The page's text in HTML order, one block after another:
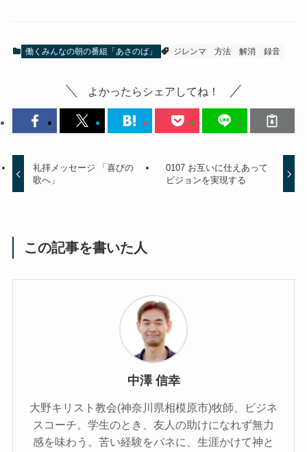
働くみんなの朝の番組「あさのば」 ジレンマ 方法 解消 録音
よかったらシェアしてね！
礼拝メッセージ 「喜びの
歌へ」
0107 お互いに仕えあって
ビジョンを実現する
この記事を書いた人
中澤 信幸
大野キリスト教会(神奈川県相模原市)牧師、ビジネ
スコーチ。学生のとき、友人の助けになれず無力
感を味わう。苦い経験をバネに、生涯かけて神と